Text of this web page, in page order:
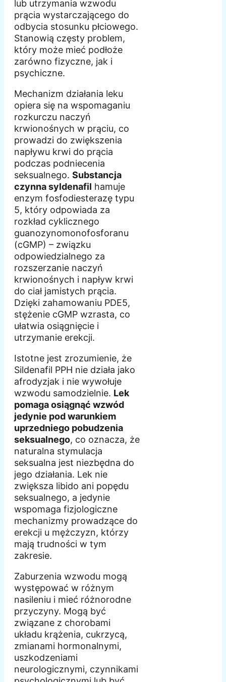
lub utrzymania wzwodu
prącia wystarczającego do
odbycia stosunku płciowego.
Stanowią częsty problem,
który może mieć podłoże
zarówno fizyczne, jak i
psychiczne.
Mechanizm działania leku
opiera się na wspomaganiu
rozkurczu naczyń
krwionośnych w prąciu, co
prowadzi do zwiększenia
napływu krwi do prącia
podczas podniecenia
seksualnego. Substancja
czynna syldenafil hamuje
enzym fosfodiesterazę typu
5, który odpowiada za
rozkład cyklicznego
guanozynomonofosforanu
(cGMP) – związku
odpowiedzialnego za
rozszerzanie naczyń
krwionośnych i napływ krwi
do ciał jamistych prącia.
Dzięki zahamowaniu PDE5,
stężenie cGMP wzrasta, co
ułatwia osiągnięcie i
utrzymanie erekcji.
Istotne jest zrozumienie, że
Sildenafil PPH nie działa jako
afrodyzjak i nie wywołuje
wzwodu samodzielnie. Lek
pomaga osiągnąć wzwód
jedynie pod warunkiem
uprzedniego pobudzenia
seksualnego, co oznacza, że
naturalna stymulacja
seksualna jest niezbędna do
jego działania. Lek nie
zwiększa libido ani popędu
seksualnego, a jedynie
wspomaga fizjologiczne
mechanizmy prowadzące do
erekcji u mężczyzn, którzy
mają trudności w tym
zakresie.
Zaburzenia wzwodu mogą
występować w różnym
nasileniu i mieć różnorodne
przyczyny. Mogą być
związane z chorobami
układu krążenia, cukrzycą,
zmianami hormonalnymi,
uszkodzeniami
neurologicznymi, czynnikami